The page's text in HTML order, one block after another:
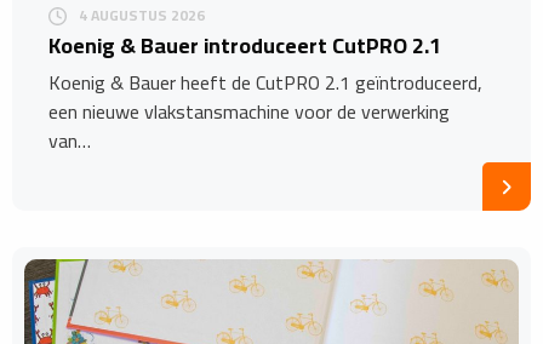
4 AUGUSTUS 2026
​Koenig & Bauer introduceert CutPRO 2.1
Koenig & Bauer heeft de CutPRO 2.1 geïntroduceerd,
een nieuwe vlakstansmachine voor de verwerking
van…